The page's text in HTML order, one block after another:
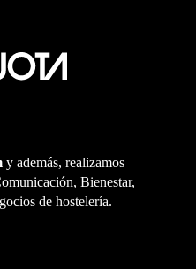
y además, realizamos
Bienestar,
de hostelería.